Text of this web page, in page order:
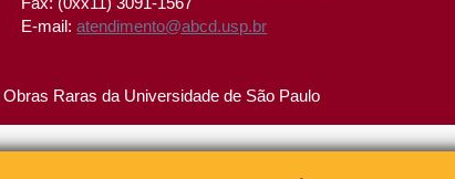
E-mail:atendimento@abcd.usp.br
Raras da Universidade de São Paulo